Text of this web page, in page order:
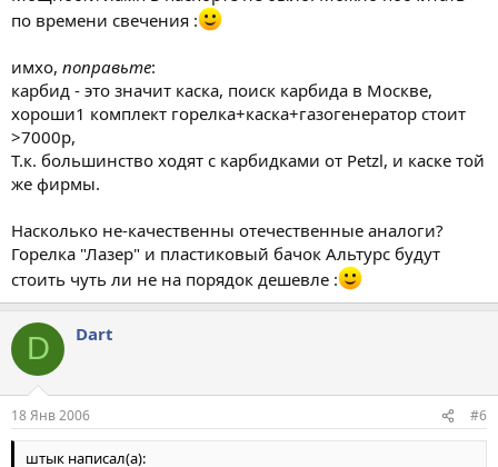
по времени свечения :
имхо, поправьте:
карбид - это значит каска, поиск карбида в Москве,
хороши1 комплект горелка+каска+газогенератор стоит
>7000р,
Т.к. большинство ходят с карбидками от Petzl, и каске той
же фирмы.
Насколько не-качественны отечественные аналоги?
Горелка "Лазер" и пластиковый бачок Альтурс будут
стоить чуть ли не на порядок дешевле :
D Dart
18 Янв 2006 #6
штык написал(а):